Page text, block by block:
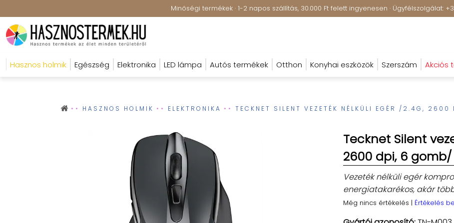
Minőségi termékek · 1-2 napos szállítás, 30.000 Ft felett ingyenesen · Ügyfélszolgálat:
Hasznos holmik Egészség Elektronika LED lámpa Autós termékek Otthon Konyhai eszközök Szerszám Akciós
HASZNOS HOLMIK ELEKTRONIKA TECKNET SILENT VEZETÉK NÉLKÜLI EGÉR /2.4G,
Tecknet Silent
2600 dpi, 6 gomb/
Vezeték nélküli egér
energiatakarékos, akár
Még nincs értékelés | Értékelés